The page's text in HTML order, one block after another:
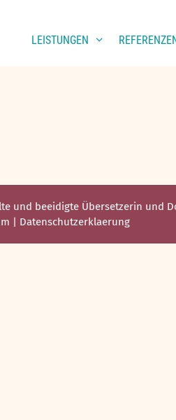
LEISTUNGEN
und beeidigte Übersetzerin und
| Datenschutzerklaerung